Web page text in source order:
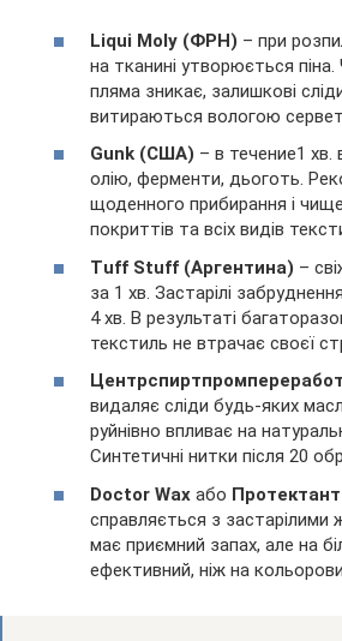
Liqui Moly (ФРН) – при
на тканині утворюється
пляма зникає, залишкові
витираються вологою
Gunk (США) – в течение1 хв.
олію, ферменти, дьоготь.
щоденного прибирання і
покриттів та всіх видів
Tuff Stuff (Аргентина) –
за 1 хв. Застарілі
4 хв. В результаті
текстиль не втрачає своєї
видаляє сліди будь-яких
руйнівно впливає на
Синтетичні нитки після 20
Doctor Wax або
справляється з застарілими
має приємний запах, але на
ефективний, ніж на